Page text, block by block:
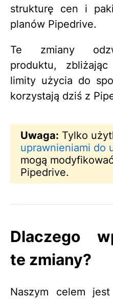
strukturę cen i
planów Pipedrive.
Te zmiany
produktu,
limity użycia do
korzystają dziś z
Uwaga: Tylko
uprawnieniami do
mogą
Pipedrive.
Dlaczego
te zmiany?
Naszym celem